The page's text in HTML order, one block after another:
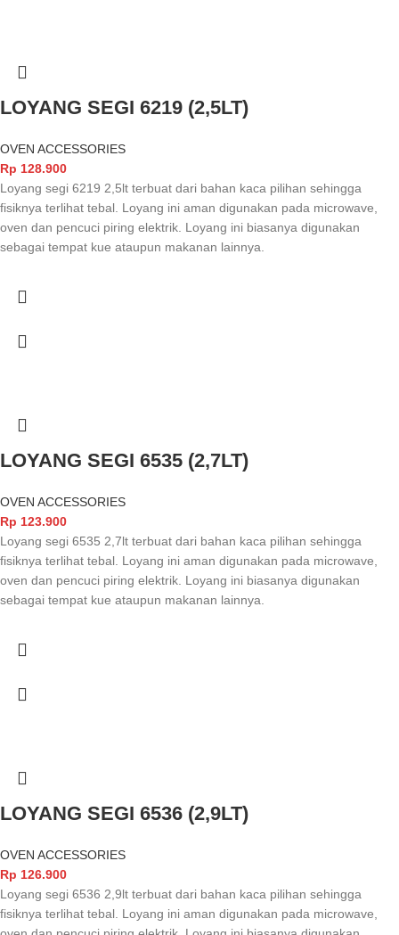
LOYANG SEGI 6219 (2,5LT)
OVEN ACCESSORIES
Rp 128.900
Loyang segi 6219 2,5lt terbuat dari bahan kaca pilihan sehingga
fisiknya terlihat tebal. Loyang ini aman digunakan pada microwave,
oven dan pencuci piring elektrik. Loyang ini biasanya digunakan
sebagai tempat kue ataupun makanan lainnya.
LOYANG SEGI 6535 (2,7LT)
OVEN ACCESSORIES
Rp 123.900
Loyang segi 6535 2,7lt terbuat dari bahan kaca pilihan sehingga
fisiknya terlihat tebal. Loyang ini aman digunakan pada microwave,
oven dan pencuci piring elektrik. Loyang ini biasanya digunakan
sebagai tempat kue ataupun makanan lainnya.
LOYANG SEGI 6536 (2,9LT)
OVEN ACCESSORIES
Rp 126.900
Loyang segi 6536 2,9lt terbuat dari bahan kaca pilihan sehingga
fisiknya terlihat tebal. Loyang ini aman digunakan pada microwave,